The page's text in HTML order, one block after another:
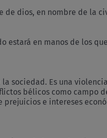
dios, en nombre de la
estará en manos de los
sociedad. Es una
bélicos como campo
e intereses